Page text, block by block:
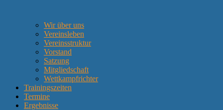
Wir über uns
Vereinsleben
Vereinsstruktur
Vorstand
Satzung
Mitgliedschaft
Wettkampfrichter
Trainingszeiten
Termine
Ergebnisse